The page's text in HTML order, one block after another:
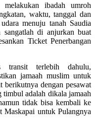
ibadah umroh
waktu, tanggal dan
menuju tanah Saudia
di anjurkan buat
Ticket Penerbangan
transit terlebih dahulu,
jamaah muslim untuk
berikutnya dengan pesawat
timbul adalah dikala jamaah
tidak bisa kembali ke
Maskapai untuk Pulangnya